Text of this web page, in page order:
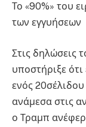
Το «90%» του
των εγγυήσεων
Στις δηλώσεις
υποστήριξε
ενός
ανάμεσα στις
ο Τραμπ